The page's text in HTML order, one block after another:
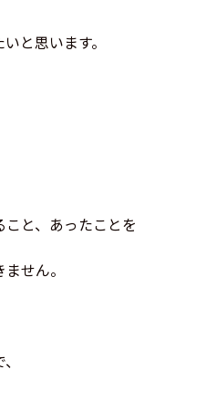
と思います。
こと、あったことを
せん。